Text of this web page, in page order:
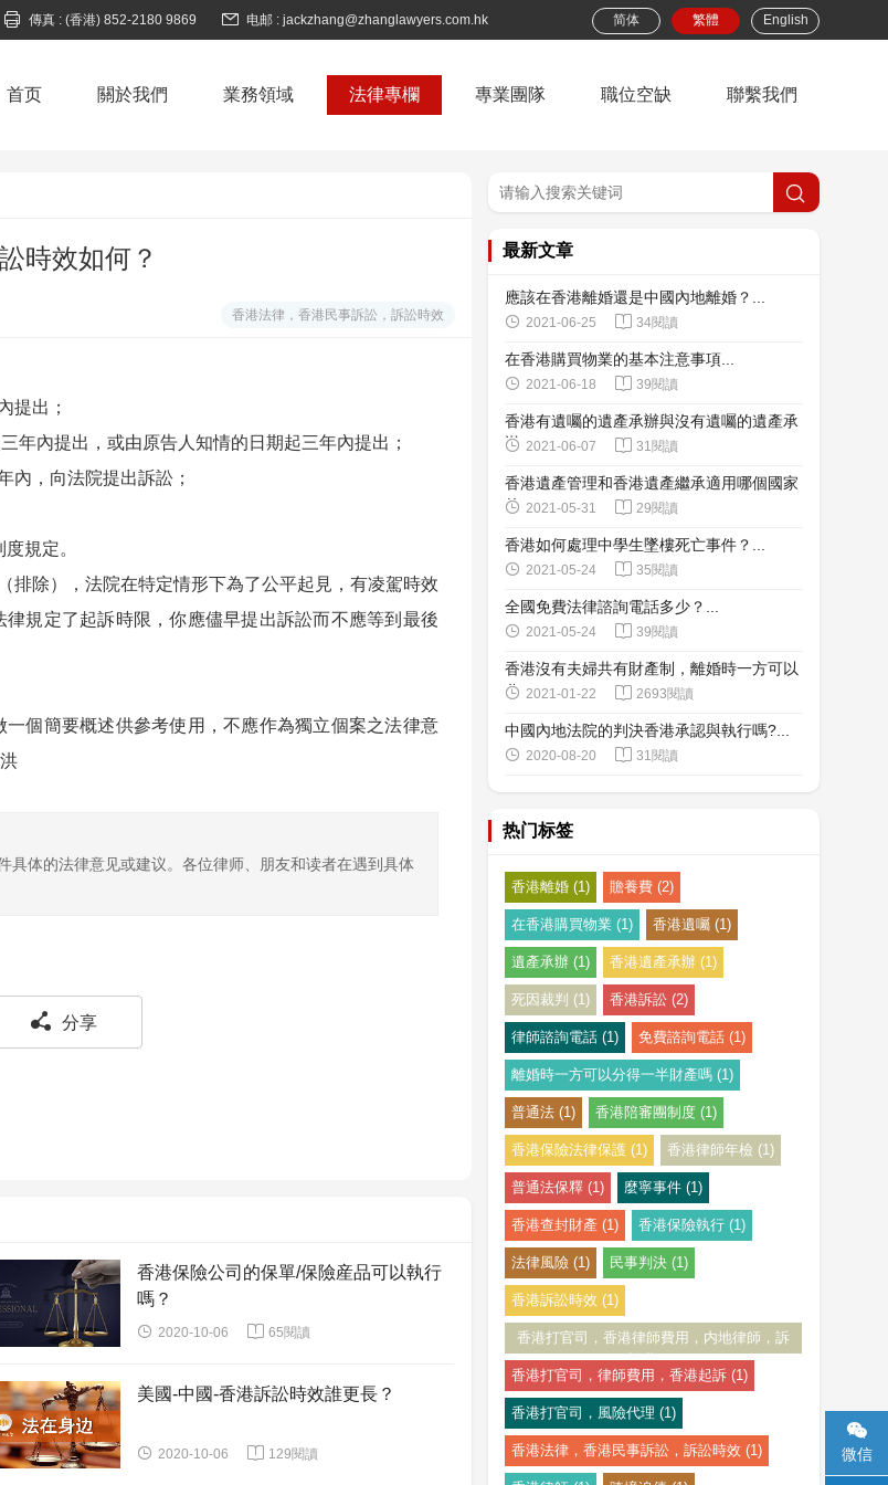
 傳真 : (香港) 852-2180 9869  电邮 : jackzhang@zhanglawyers.com.hk English
繁體
简体
首页 關於我們 業務領域 法律專欄 專業團隊 職位空缺 聯繫我們
時效如何？
香港法律，香港民事訴訟，訴訟時效
提出；
年內提出，或由原告人知情的日期起三年內提出；
內，向法院提出訴訟；
規定。
排除），法院在特定情形下為了公平起見，有凌駕時效
規定了起訴時限，你應儘早提出訴訟而不應等到最後
個簡要概述供參考使用，不應作為獨立個案之法律意
体的法律意见或建议。各位律师、朋友和读者在遇到具体
 分享
香港保險公司的保單/保險産品可以執行
嗎？
 2020-10-06  65閱讀
美國-中國-香港訴訟時效誰更長？
 2020-10-06  129閱讀
最新文章
應該在香港離婚還是中國內地離婚？...
 2021-06-25  34閱讀
在香港購買物業的基本注意事項...
 2021-06-18  39閱讀
香港有遺囑的遺產承辦與沒有遺囑的遺產承
辦…...
 2021-06-07  31閱讀
香港遺產管理和香港遺產繼承適用哪個國家
的…...
 2021-05-31  29閱讀
香港如何處理中學生墜樓死亡事件？...
 2021-05-24  35閱讀
全國免費法律諮詢電話多少？...
 2021-05-24  39閱讀
香港沒有夫婦共有財產制，離婚時一方可以
分…...
 2021-01-22  2693閱讀
中國內地法院的判決香港承認與執行嗎?...
 2020-08-20  31閱讀
热门标签
香港離婚 (1) 贍養費 (2)
在香港購買物業 (1) 香港遺囑 (1)
遺產承辦 (1) 香港遺產承辦 (1)
死因裁判 (1) 香港訴訟 (2)
律師諮詢電話 (1) 免費諮詢電話 (1)
離婚時一方可以分得一半財產嗎 (1)
普通法 (1) 香港陪審團制度 (1)
香港保險法律保護 (1) 香港律師年檢 (1)
普通法保釋 (1) 麼寧事件 (1)
香港查封財產 (1) 香港保險執行 (1)
法律風險 (1) 民事判決 (1)
香港訴訟時效 (1)
香港打官司，香港律師費用，内地律師，訴
訟費 (1)
香港打官司，律師費用，香港起訴 (1)
香港打官司，風險代理 (1)
香港法律，香港民事訴訟，訴訟時效 (1)

微信